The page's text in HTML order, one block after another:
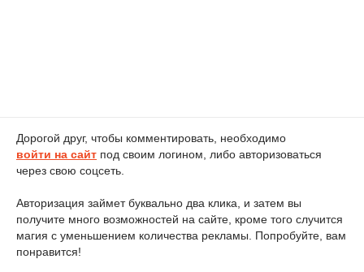
Дорогой друг, чтобы комментировать, необходимо
войти на сайт под своим логином, либо авторизоваться
через свою соцсеть.
Авторизация займет буквально два клика, и затем вы
получите много возможностей на сайте, кроме того случится
магия с уменьшением количества рекламы. Попробуйте, вам
понравится!